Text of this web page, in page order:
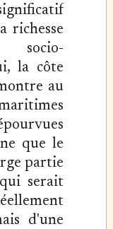
richesse
socio-
la côte
au
que le
partie
serait
d'une